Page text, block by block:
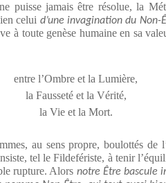
jamais être résolue, la
celui d’une invagination du Non-
à toute genèse humaine en sa
entre l’Ombre et la Lumière,
la Fausseté et la Vérité,
la Vie et la Mort.
au sens propre, boulottés de
tel le Fildefériste, à tenir
rupture. Alors notre Être bascule